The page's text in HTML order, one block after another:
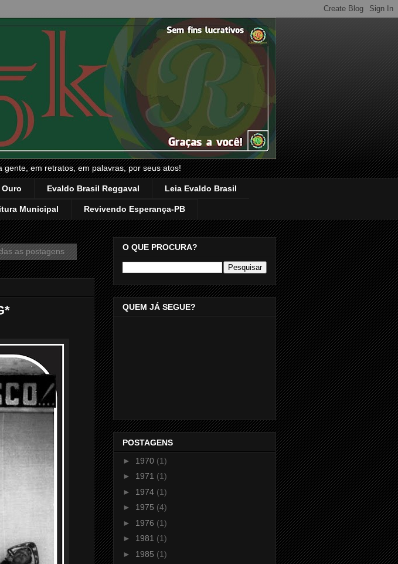
em retratos, em palavras, por seus atos!
Evaldo Brasil Reggaval Leia Evaldo Brasil
Municipal Revivendo Esperança-PB
as postagens O QUE PROCURA?
QUEM JÁ SEGUE?
POSTAGENS
► 1970 (1)
► 1971 (1)
► 1974 (1)
► 1975 (4)
► 1976 (1)
► 1981 (1)
► 1985 (1)